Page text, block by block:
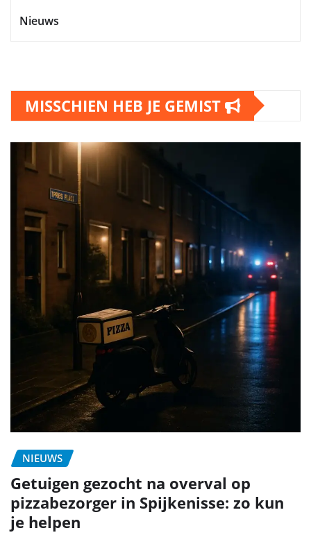
Nieuws
MISSCHIEN HEB JE GEMIST
NIEUWS
Getuigen gezocht na overval op
pizzabezorger in Spijkenisse: zo kun
je helpen